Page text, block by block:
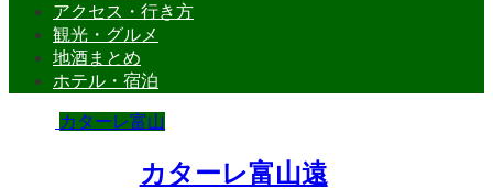
アクセス・行き方
観光・グルメ
地酒まとめ
ホテル・宿泊
カターレ富山
カターレ富山遠